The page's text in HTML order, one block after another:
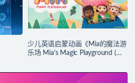
少儿英语启蒙动画《Mia的魔法游
乐场 Mia’s Magic Playground (动